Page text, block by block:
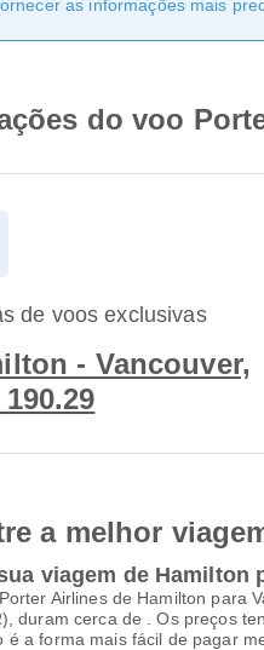
as informações mais
do voo
de voos exclusivas
- Vancouver,
a melhor
viagem de Hamilton
Airlines de Hamilton para
duram cerca de . Os preços
é a forma mais fácil de pagar